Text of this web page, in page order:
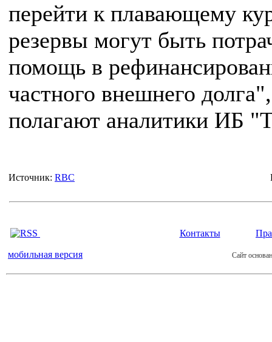
перейти к плавающему
резервы могут быть
помощь в
частного внешнего
полагают аналитики ИБ
Источник: RBC
Контакты
мобильная версия Сайт